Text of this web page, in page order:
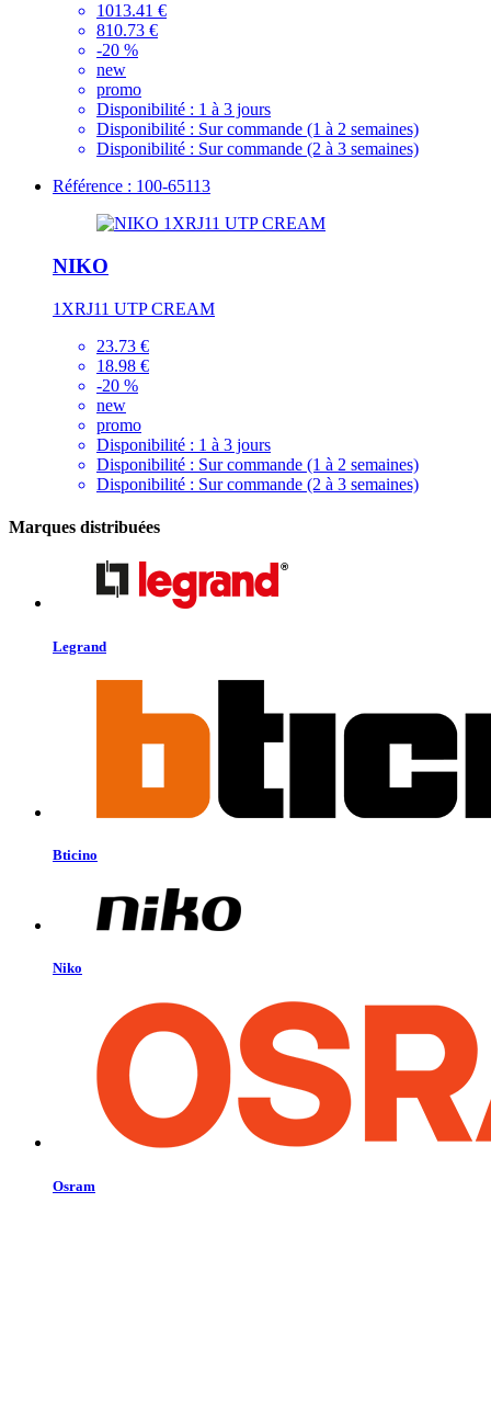
1013.41 €
810.73 €
-20 %
new
promo
Disponibilité : 1 à 3 jours
Disponibilité : Sur commande (1 à 2 semaines)
Disponibilité : Sur commande (2 à 3 semaines)
Référence : 100-65113
NIKO
1XRJ11 UTP CREAM
23.73 €
18.98 €
-20 %
new
promo
Disponibilité : 1 à 3 jours
Disponibilité : Sur commande (1 à 2 semaines)
Disponibilité : Sur commande (2 à 3 semaines)
Marques distribuées
Legrand
Bticino
Niko
Osram